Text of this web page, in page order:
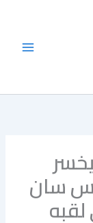
سان